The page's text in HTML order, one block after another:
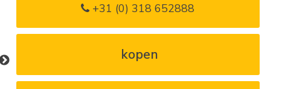
+31 (0) 318 652888
kopen